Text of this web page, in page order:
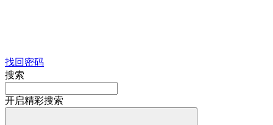
找回密码
搜索
开启精彩搜索